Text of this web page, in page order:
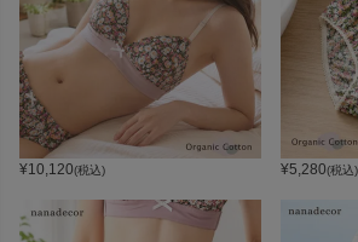
¥10,120(税込) ¥5,280(税込)